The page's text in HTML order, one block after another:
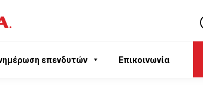
επενδυτών Επικοινωνία